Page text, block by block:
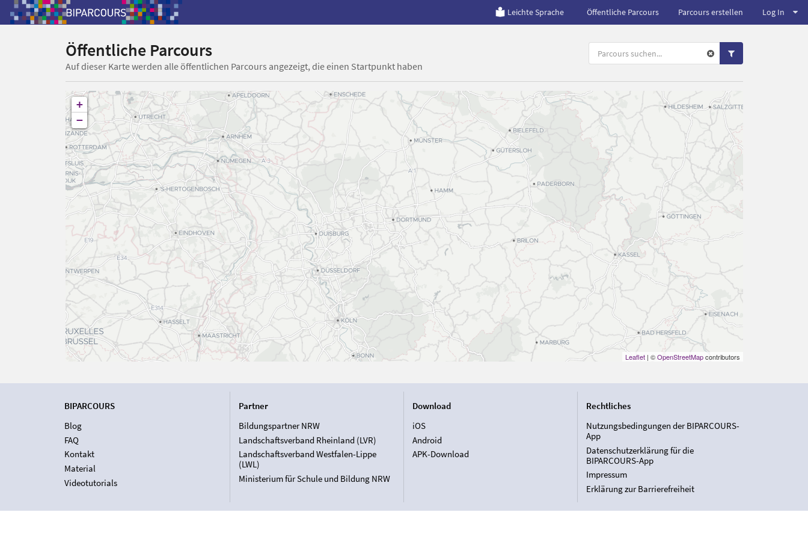
Leichte Sprache Öffentliche Parcours Parcours erstellen Log In
Öffentliche Parcours
Auf dieser Karte werden alle öffentlichen Parcours angezeigt, die einen Startpunkt haben
+
−
Leaflet| ©OpenStreetMapcontributors
BIPARCOURS
Blog
FAQ
Kontakt
Material
Videotutorials
Partner
Bildungspartner NRW
Landschaftsverband Rheinland (LVR)
Landschaftsverband Westfalen-Lippe
(LWL)
Ministerium für Schule und Bildung NRW
Download
iOS
Android
APK-Download
Rechtliches
Nutzungsbedingungen der BIPARCOURS-
App
Datenschutzerklärung für die
BIPARCOURS-App
Impressum
Erklärung zur Barrierefreiheit